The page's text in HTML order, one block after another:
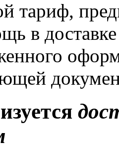
тариф,
в